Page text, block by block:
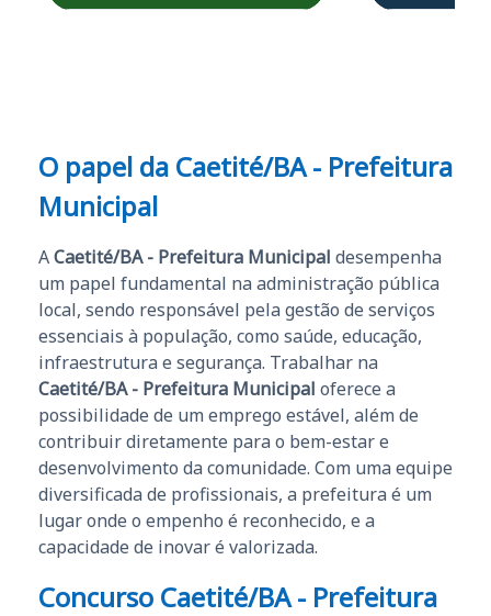
O papel da Caetité/BA - Prefeitura
Municipal
ACaetité/BA - Prefeitura Municipal desempenha
um papel fundamental na administração pública
local, sendo responsável pela gestão de serviços
essenciais à população, como saúde, educação,
infraestrutura e segurança. Trabalhar na
Caetité/BA - Prefeitura Municipal oferece a
possibilidade de um emprego estável, além de
contribuir diretamente para o bem-estar e
desenvolvimento da comunidade. Com uma equipe
diversificada de profissionais, a prefeitura é um
lugar onde o empenho é reconhecido, e a
capacidade de inovar é valorizada.
Concurso Caetité/BA - Prefeitura